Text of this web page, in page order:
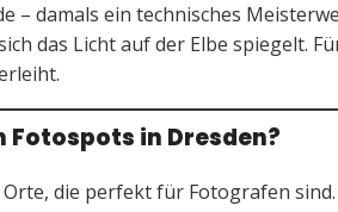
– damals ein technisches
das Licht auf der Elbe spiegelt.
Fotospots in Dresden?
die perfekt für Fotografen